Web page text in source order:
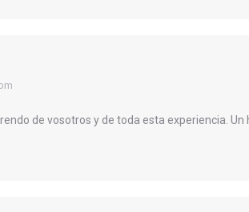
de vosotros y de toda esta experiencia. Un